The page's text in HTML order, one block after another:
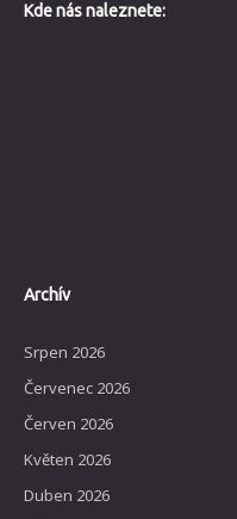
Kde nás naleznete:
Archív
Srpen 2026
Červenec 2026
Červen 2026
Květen 2026
Duben 2026